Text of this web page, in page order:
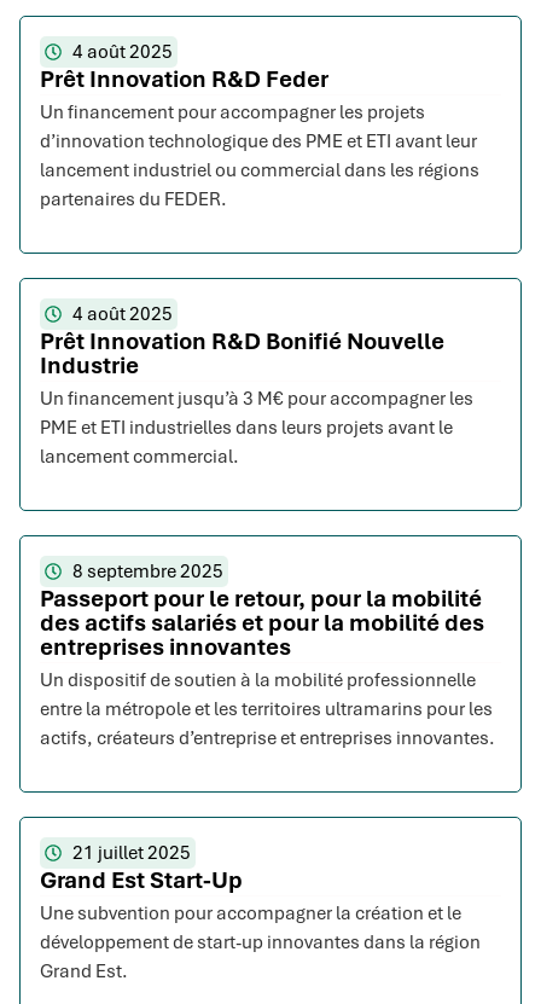
4 août 2025
Prêt Innovation R&D Feder
Un financement pour accompagner les projets
d’innovation technologique des PME et ETI avant leur
lancement industriel ou commercial dans les régions
partenaires du FEDER.
4 août 2025
Prêt Innovation R&D Bonifié Nouvelle
Industrie
Un financement jusqu’à 3 M€ pour accompagner les
PME et ETI industrielles dans leurs projets avant le
lancement commercial.
8 septembre 2025
Passeport pour le retour, pour la mobilité
des actifs salariés et pour la mobilité des
entreprises innovantes
Un dispositif de soutien à la mobilité professionnelle
entre la métropole et les territoires ultramarins pour les
actifs, créateurs d’entreprise et entreprises innovantes.
21 juillet 2025
Grand Est Start-Up
Une subvention pour accompagner la création et le
développement de start-up innovantes dans la région
Grand Est.